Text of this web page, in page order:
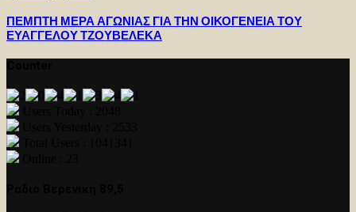
ΠΕΜΠΤΗ ΜΕΡΑ ΑΓΩΝΙΑΣ ΓΙΑ ΤΗΝ ΟΙΚΟΓΕΝΕΙΑ ΤΟΥ
ΕΥΑΓΓΕΛΟΥ ΤΖΟΥΒΕΛΕΚΑ